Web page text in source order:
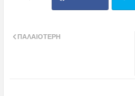
ΠΑΛΑΙΌΤΕΡΗ